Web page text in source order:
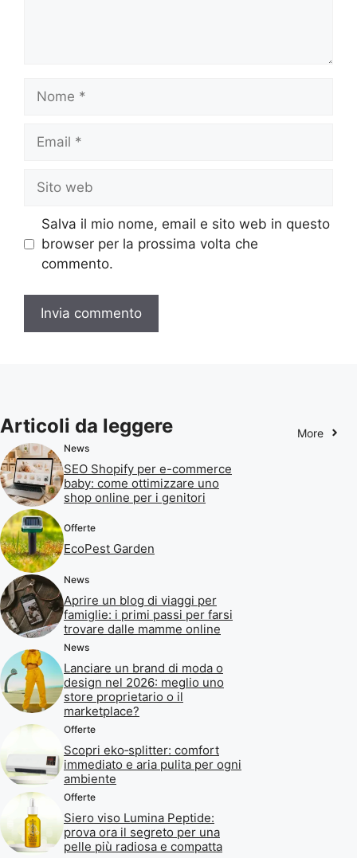
Nome
Email
Sito
web
Salva il mio nome, email e sito web in questo
browser per la prossima volta che
commento.
Articoli da leggere More
News
SEO Shopify per e-commerce
baby: come ottimizzare uno
shop online per i genitori
Offerte
EcoPest Garden
News
Aprire un blog di viaggi per
famiglie: i primi passi per farsi
trovare dalle mamme online
News
Lanciare un brand di moda o
design nel 2026: meglio uno
store proprietario o il
marketplace?
Offerte
Scopri eko‑splitter: comfort
immediato e aria pulita per ogni
ambiente
Offerte
Siero viso Lumina Peptide:
prova ora il segreto per una
pelle più radiosa e compatta